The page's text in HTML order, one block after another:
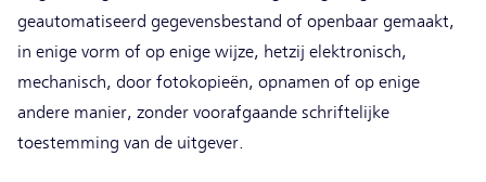
geautomatiseerd gegevensbestand of openbaar gemaakt,
in enige vorm of op enige wijze, hetzij elektronisch,
mechanisch, door fotokopieën, opnamen of op enige
andere manier, zonder voorafgaande schriftelijke
toestemming van de uitgever.